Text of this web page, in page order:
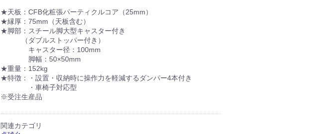
★天板：CFB化粧張パーティクルコア（25mm）
★縁厚：75mm（天板含む）
★脚部：スチール脚大型キャスター付き
（ダブルストッパー付き）
キャスター径：100mm
脚幅：50×50mm
★重量：152kg
★特徴：・設置・収納時に操作力を軽減するダンパー4本付き
・車椅子対応型
※受注生産品
関連カテゴリ